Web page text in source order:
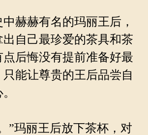
赫赫有名的玛丽王后，
出自己最珍爱的茶具和茶
后悔没有提前准备好最
能让尊贵的王后品尝自
”玛丽王后放下茶杯，对